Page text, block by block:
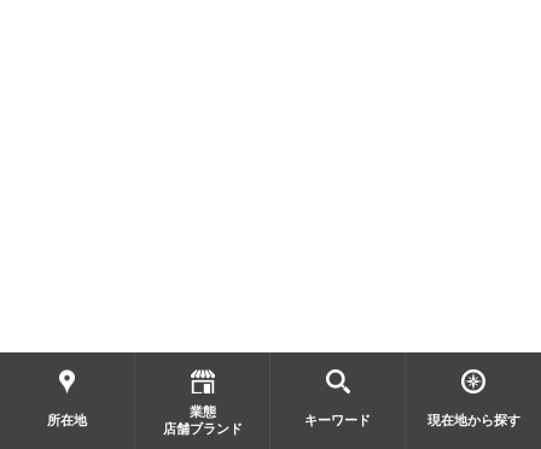
所在地
業態
店舗ブランド
キーワード 現在地から探す